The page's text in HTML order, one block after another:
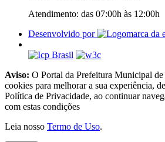
Atendimento: das 07:00h às 12:00h
Desenvolvido por
Aviso: O Portal da Prefeitura Municipal
cookies para melhorar a sua experiência,
Política de Privacidade, ao continuar
com estas condições
Leia nosso Termo de Uso.